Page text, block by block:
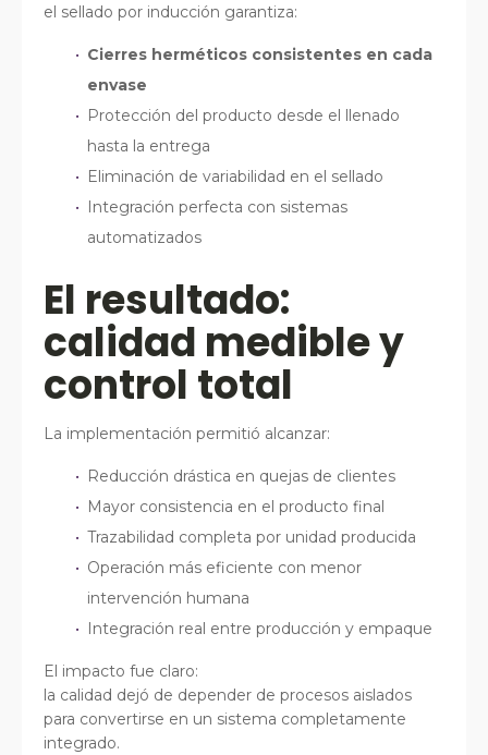
el sellado por inducción garantiza:
Cierres herméticos consistentes en cada
envase
Protección del producto desde el llenado
hasta la entrega
Eliminación de variabilidad en el sellado
Integración perfecta con sistemas
automatizados
El resultado:
calidad medible y
control total
La implementación permitió alcanzar:
Reducción drástica en quejas de clientes
Mayor consistencia en el producto final
Trazabilidad completa por unidad producida
Operación más eficiente con menor
intervención humana
Integración real entre producción y empaque
El impacto fue claro:
la calidad dejó de depender de procesos aislados
para convertirse en un sistema completamente
integrado.